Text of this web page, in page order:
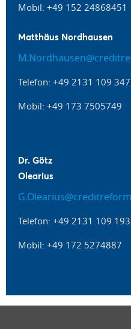
Mobil: +49 152 24868451
Matthäus Nordhausen
Telefon: +49 2131 109
Mobil: +49 173 7505749
Dr. Götz
Olearius
Telefon: +49 2131 109
Mobil: +49 172 5274887